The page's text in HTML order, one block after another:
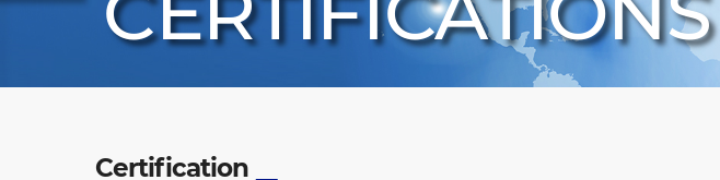
Certification